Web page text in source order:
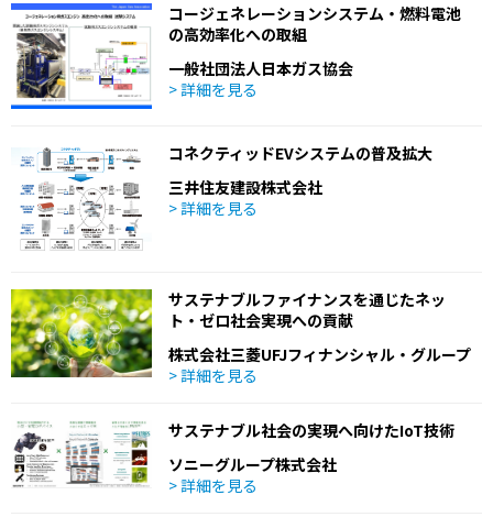
コージェネレーションシステム・燃料電池
の高効率化への取組
一般社団法人日本ガス協会
> 詳細を見る
コネクティッドEVシステムの普及拡大
三井住友建設株式会社
> 詳細を見る
サステナブルファイナンスを通じたネッ
ト・ゼロ社会実現への貢献
株式会社三菱UFJフィナンシャル・グループ
> 詳細を見る
サステナブル社会の実現へ向けたIoT技術
ソニーグループ株式会社
> 詳細を見る